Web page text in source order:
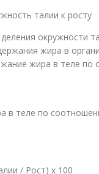
талии к росту
окружности
жира в
жира в теле по
в теле по
/ Рост) x 100